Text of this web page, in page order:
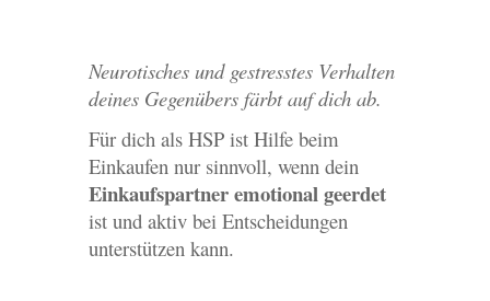
Neurotisches und gestresstes Verhalten
deines Gegenübers färbt auf dich ab.
Für dich als HSP ist Hilfe beim
Einkaufen nur sinnvoll, wenn dein
Einkaufspartner emotional geerdet
ist und aktiv bei Entscheidungen
unterstützen kann.